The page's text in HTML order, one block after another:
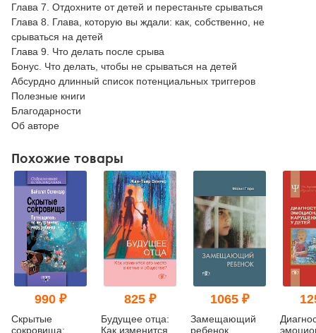
Глава 7. Отдохните от детей и перестаньте срываться
Глава 8. Глава, которую вы ждали: как, собственно, не
срываться на детей
Глава 9. Что делать после срыва
Бонус. Что делать, чтобы не срываться на детей
Абсурдно длинный список потенциальных триггеров
Полезные книги
Благодарности
Об авторе
Похожие товары
990 ₽
Скрытые
сокровища:
825 ₽
Будущее отца:
Как изменится
1065 ₽
Замещающий
ребенок